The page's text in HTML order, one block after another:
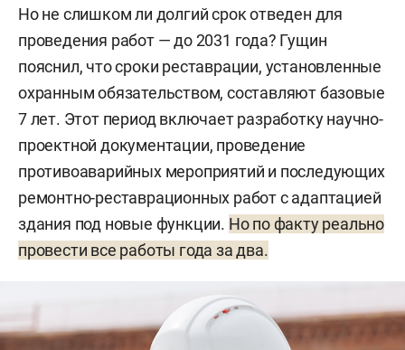
Но не слишком ли долгий срок отведен для
проведения работ — до 2031 года? Гущин
пояснил, что сроки реставрации, установленные
охранным обязательством, составляют базовые
7 лет. Этот период включает разработку научно-
проектной документации, проведение
противоаварийных мероприятий и последующих
ремонтно-реставрационных работ с адаптацией
здания под новые функции. Но по факту реально
провести все работы года за два.